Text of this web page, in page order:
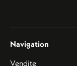
Navigation
Vendite